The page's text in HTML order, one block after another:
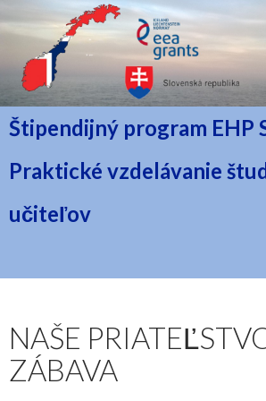
Štipendijný program EHP
Praktické vzdelávanie
učiteľov
PRESKOČIŤ NA OBSAH
NAŠE
ZÁBAVA